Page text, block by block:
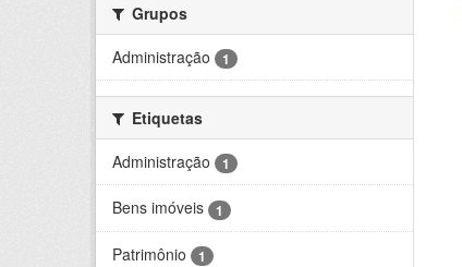
Grupos
Administração
1
Etiquetas
Administração
1
Bens imóveis 1
Patrimônio 1